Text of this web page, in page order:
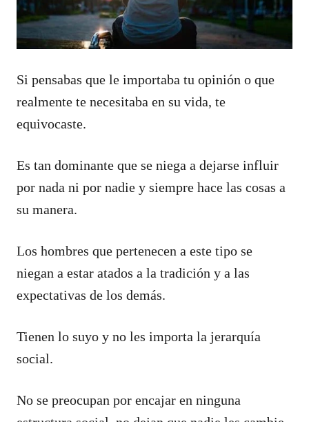
Si pensabas que le importaba tu opinión o que
realmente te necesitaba en su vida, te
equivocaste.
Es tan dominante que se niega a dejarse influir
por nada ni por nadie y siempre hace las cosas a
su manera.
Los hombres que pertenecen a este tipo se
niegan a estar atados a la tradición y a las
expectativas de los demás.
Tienen lo suyo y no les importa la jerarquía
social.
No se preocupan por encajar en ninguna